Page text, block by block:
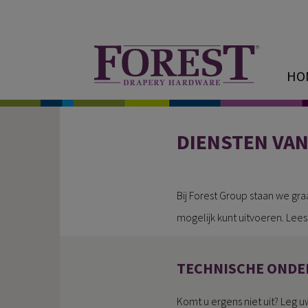
DIENSTEN
Bij Forest Group staan we
mogelijk kunt uitvoeren.
TECHNISCHE
Komt u ergens niet uit? Leg